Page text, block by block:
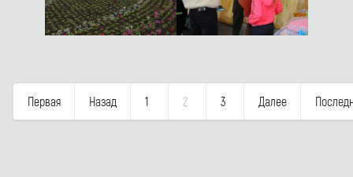
Первая Назад 1 2 3 Далее